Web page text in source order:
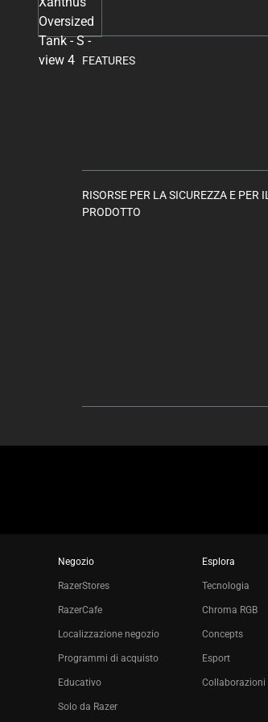
FEATURES
RISORSE PER LA SICUREZZA E PER IL
PRODOTTO
Negozio
RazerStores
RazerCafe
Localizzazione negozio
Programmi di acquisto
Educativo
Solo da Razer
Esplora
Tecnologia
Chroma RGB
Concepts
Esport
Collaborazioni